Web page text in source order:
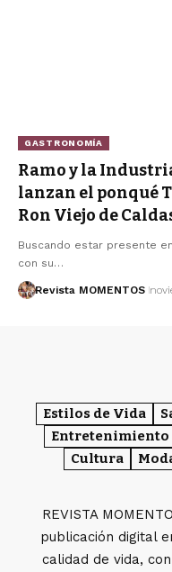
GASTRONOMÍA
Ramo y la
lanzan el ponqué
Ron Viejo de
Buscando estar presente
con su…
Revista MOMENTOS
Estilos de Vida
Entretenimiento
Cultura
REVISTA
publicación digital
calidad de vida,